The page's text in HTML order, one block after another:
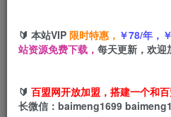
🔰 本站VIP 限时特惠， ￥78/年，
站资源免费下载， 每天更新，欢迎
🔰 百盟网开放加盟，搭建一个和
长微信：baimeng1699